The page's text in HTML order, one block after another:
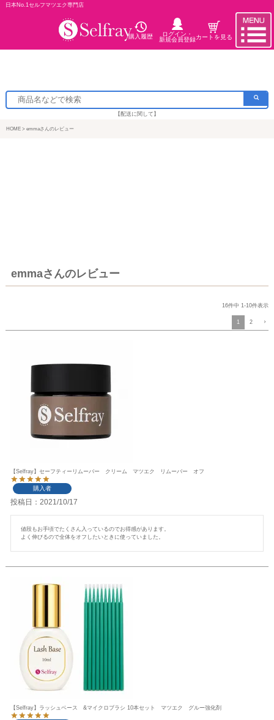
日本No.1セルフマツエク専門店
購入履歴
ログイン・
新規会員登録カートを見る
【配送に関して】
HOME emmaさんのレビュー
emmaさんのレビュー
16件中 1-10件表示
1 2
【Selfray】セーフティーリムーバー クリーム マツエク リムーバー オフ
購入者
投稿日 2021/10/17
値段もお手頃でたくさん入っているのでお得感があります。
よく伸びるので全体をオフしたいときに使っていました。
【Selfray】ラッシュベース &マイクロブラシ 10本セット マツエク グルー強化剤